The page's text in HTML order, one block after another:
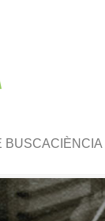
BUSCACIÈNCIA